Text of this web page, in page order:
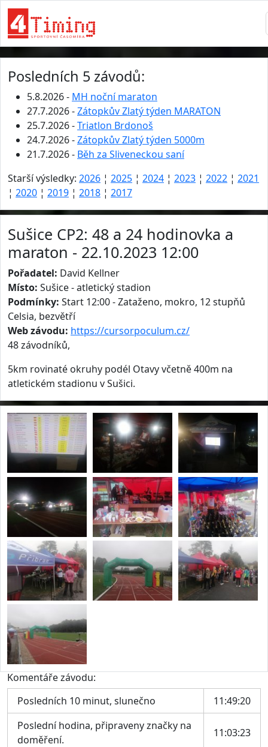
Posledních 5 závodů:
5.8.2026 - MH noční maraton
27.7.2026 -Zátopkův Zlatý týden MARATON
25.7.2026 -Triatlon Brdonoš
24.7.2026 -Zátopkův Zlatý týden 5000m
21.7.2026 - Běh za Sliveneckou saní
Starší výsledky: 2026 ¦ 2025 ¦ 2024 ¦ 2023 ¦ 2022 ¦ 2021
¦ 2020 ¦ 2019 ¦ 2018 ¦ 2017
Sušice CP2: 48 a 24 hodinovka a
maraton - 22.10.2023 12:00
Pořadatel: David Kellner
Místo: Sušice - atletický stadion
Podmínky: Start 12:00 - Zataženo, mokro, 12 stupňů
Celsia, bezvětří
Web závodu: https://cursorpoculum.cz/
48 závodníků,
5km rovinaté okruhy podél Otavy včetně 400m na
atletickém stadionu v Sušici.
Komentáře závodu:
Posledních 10 minut, slunečno
11:49:20
Poslední hodina, připraveny značky na
doměření.
11:03:23